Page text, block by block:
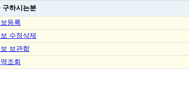
구하시는분
등록
수정삭제
보관함
조회